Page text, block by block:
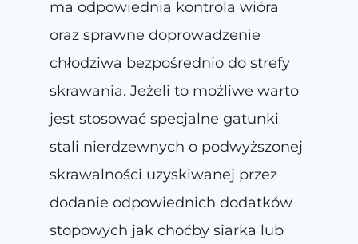
ma odpowiednia kontrola wióra
oraz sprawne doprowadzenie
chłodziwa bezpośrednio do strefy
skrawania. Jeżeli to możliwe warto
jest stosować specjalne gatunki
stali nierdzewnych o podwyższonej
skrawalności uzyskiwanej przez
dodanie odpowiednich dodatków
stopowych jak choćby siarka lub